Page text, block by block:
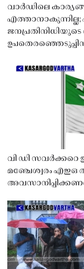
വാർഡിലെ
എത്താനാകുന്നില്ല;
ജനപ്രതിനിധിയുടെ
വി ഡി സവർക്കറെ
മഞ്ചേശ്വരം